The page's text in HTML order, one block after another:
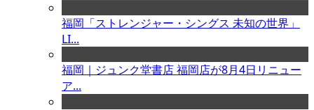
福岡「ストレンジャー・シングス 未知の世界」
LI...
福岡｜ジュンク堂書店 福岡店が8月4日リニュー
ア...